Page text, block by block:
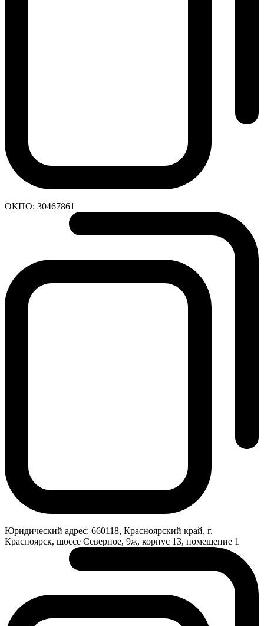
ОКПО: 30467861
Юридический адрес: 660118, Красноярский край, г.
Красноярск, шоссе Северное, 9ж, корпус 13, помещение 1